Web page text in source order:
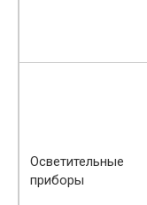
Осветительные
приборы